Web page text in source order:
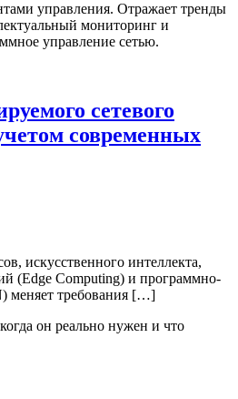
сетевого
современных
искусственного интеллекта,
(Edge Computing) и программно-
меняет требования […]